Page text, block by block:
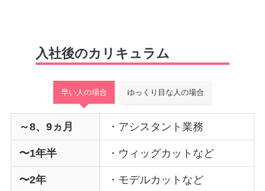
入社後のカリキュラム
早い人の場合 ゆっくり目な人の場合
～8、9ヵ月 ・アシスタント業務
〜1年半 ・ウィッグカットなど
〜2年 ・モデルカットなど